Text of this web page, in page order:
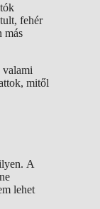
fehér
más
valami
mitől
A
lehet